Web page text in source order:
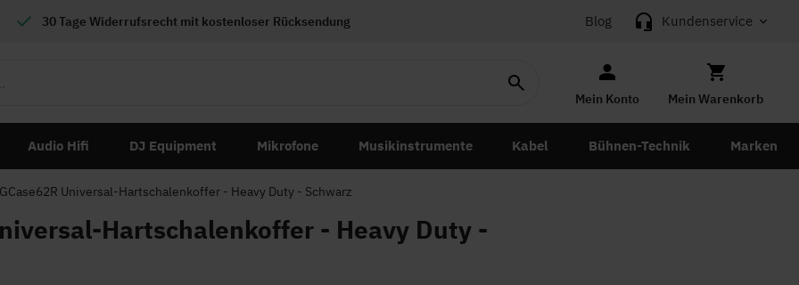
30 Tage Widerrufsrecht mit kostenloser Rücksendung Blog Kundenservice
Mein Konto Mein Warenkorb
Audio Hifi DJ Equipment Mikrofone Musikinstrumente Kabel Bühnen-Technik Marken
Universal-Hartschalenkoffer - Heavy Duty - Schwarz
Hartschalenkoffer - Heavy Duty -